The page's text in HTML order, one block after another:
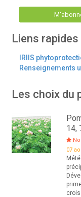
Liens rapides
IRIIS
Renseignements
Les choix du
14,
07